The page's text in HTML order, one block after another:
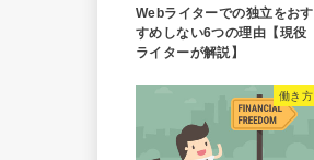
Webライターでの独立をおす
すめしない6つの理由【現役
ライターが解説】
働き方